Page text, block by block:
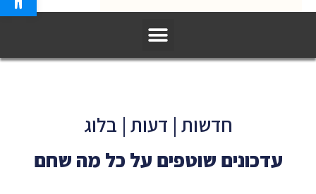
חדשות | דעות | בלוג
עדכונים שוטפים על כל מה שחם